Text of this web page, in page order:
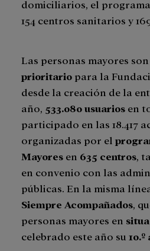
domiciliarios, el
154 centros sanitarios y
Las personas mayores
prioritario para la
desde la creación de la
año, 533.080 usuarios en
participado en las 18.417
organizadas por el
Mayores en 635 centros ,
en convenio con las
públicas. En la misma
Siempre Acompañados ,
personas mayores en
celebrado este año su